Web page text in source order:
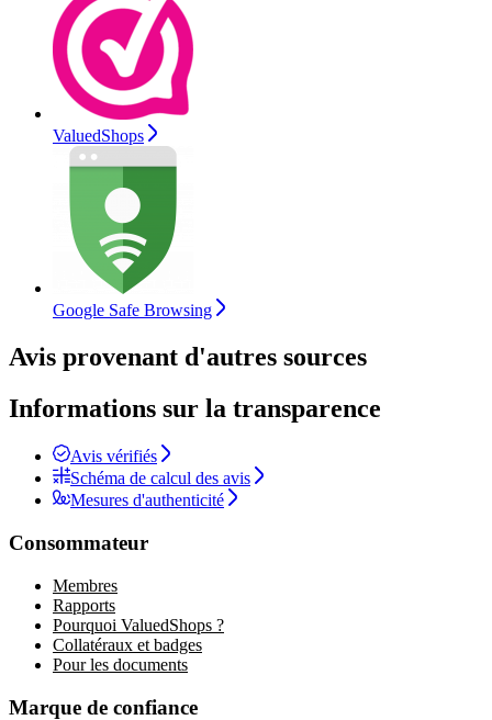
ValuedShops
Google Safe Browsing
Avis provenant d'autres sources
Informations sur la transparence
Avis vérifiés
Schéma de calcul des avis
Mesures d'authenticité
Consommateur
Membres
Rapports
Pourquoi ValuedShops ?
Collatéraux et badges
Pour les documents
Marque de confiance